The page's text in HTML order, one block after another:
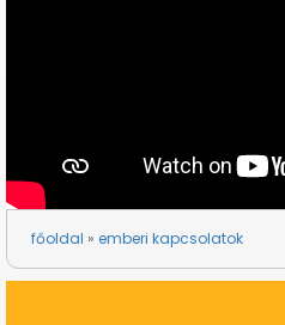
főoldal emberi kapcsolatok